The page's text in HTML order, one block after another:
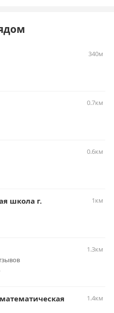
340м
0.7км
0.6км
школа г.
1км
1.3км
1.4км